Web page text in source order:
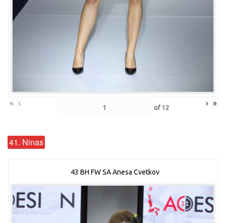
« ‹ of 12 › »
41. Ninas
43 BH FW SA Anesa Cvetkov